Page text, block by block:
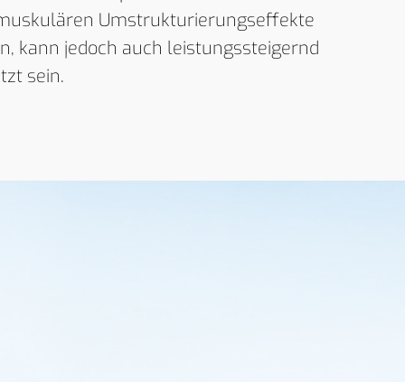
Umstrukturierungseffekte
kann jedoch auch leistungssteigernd
sein.